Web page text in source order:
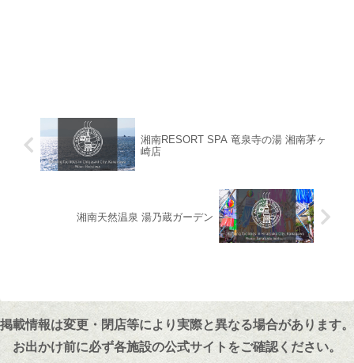
湘南RESORT SPA 竜泉寺の湯 湘南茅ヶ
崎店
湘南天然温泉 湯乃蔵ガーデン
掲載情報は変更・閉店等により実際と異なる場合があります。
お出かけ前に必ず各施設の公式サイトをご確認ください。